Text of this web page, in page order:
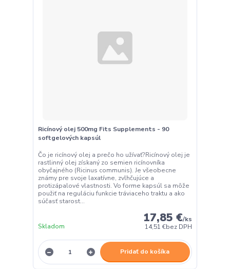
Ricínový olej 500mg Fits Supplements - 90
softgelových kapsúl
Čo je ricínový olej a prečo ho užívať?Ricínový olej je
rastlinný olej získaný zo semien ricínovníka
obyčajného (Ricinus communis). Je všeobecne
známy pre svoje laxatívne, zvlhčujúce a
protizápalové vlastnosti. Vo forme kapsúl sa môže
použiť na reguláciu funkcie tráviaceho traktu a ako
súčasť starost...
17,85 €/ks
14,51 €bez DPH
Skladom
Pridať do košíka